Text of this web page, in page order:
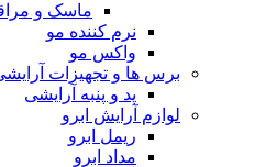
ماسک و
نرم کننده مو
واکس مو
برس ها و تجهیزات
پد و پنبه آرایشی
لوازم آرایش ابرو
ریمل ابرو
مداد ابرو